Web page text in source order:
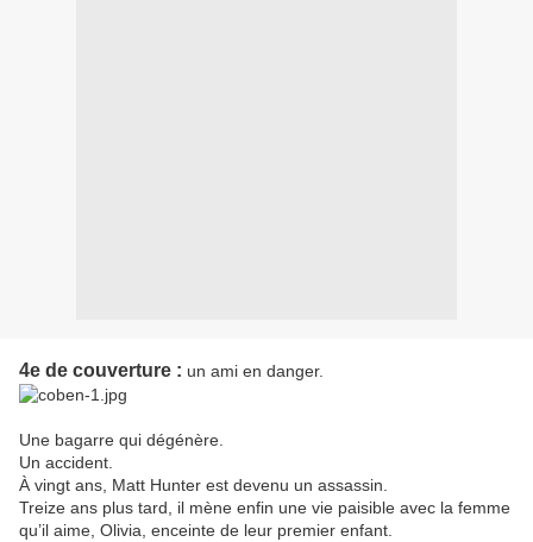
4e de couverture : un ami en danger.
Une bagarre qui dégénère.
Un accident.
À vingt ans, Matt Hunter est devenu un assassin.
Treize ans plus tard, il mène enfin une vie paisible avec la femme
qu’il aime, Olivia, enceinte de leur premier enfant.